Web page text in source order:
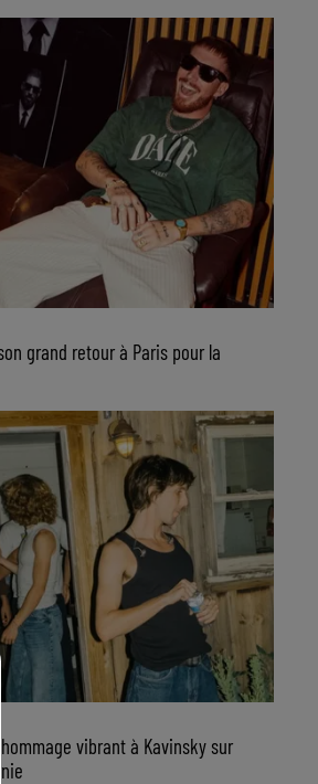
grand retour à Paris pour la
hommage vibrant à Kavinsky sur